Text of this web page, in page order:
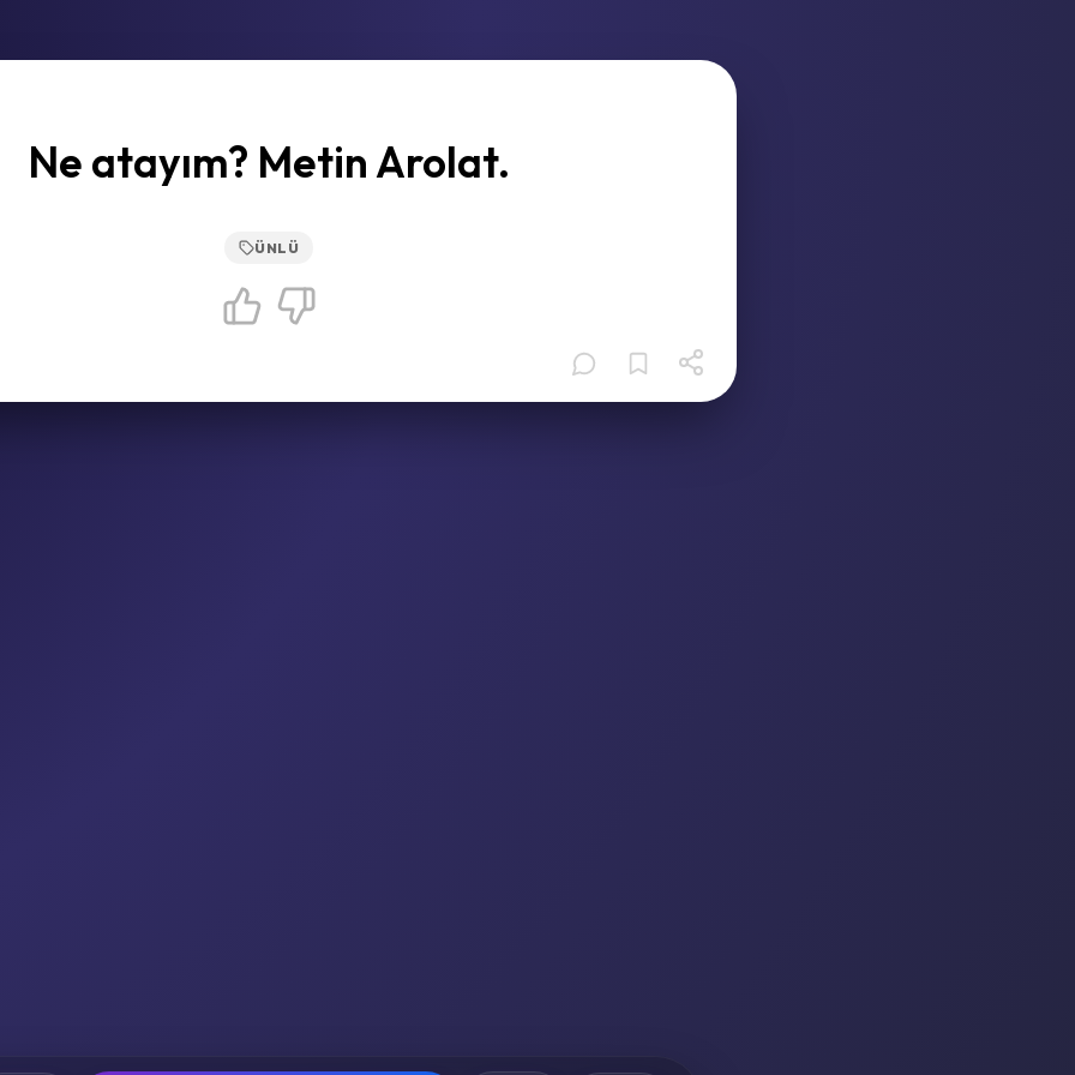
Ne atayım? Metin Arolat.
ÜNLÜ